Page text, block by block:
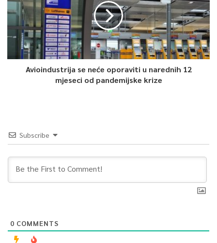
marta ove godine, od jutros je ponovo u funkciji.
Vesna Bovan je jutros, nakon dva mjeseca, tramvajem krenula
na posao. Do sada je, kako je kazala, pješačila jer je cijelo
vrijeme epidemije radila.
proradi gradski prevoz zbog ljudi koji idu na posao”, pojasnila je
0
Avioindustrija se neće oporaviti u narednih 12
mjeseci od pandemijske krize
Subscribe
0 COMMENTS